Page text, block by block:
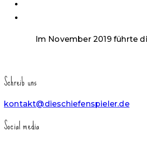
Im November 2019 führte
Schreib uns
kontakt@dieschiefenspieler.de
Social media